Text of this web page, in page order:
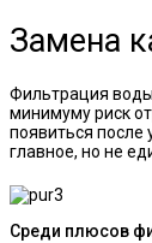
Замена
Фильтрация
минимуму риск
появиться после
главное, но не
Среди плюсов